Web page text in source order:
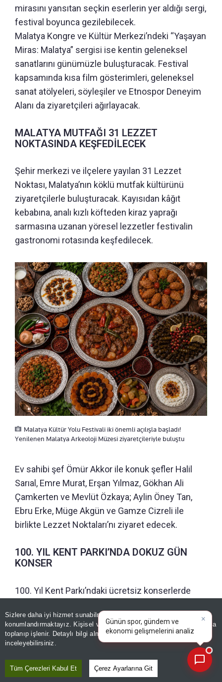
Sizlere daha iyi hizmet sunabilmek adına sitemizde
konumlandırmaktayız. Kişisel verileriniz, KVKK ve GDPR kapsamında
toplanıp işlenir. Detaylı bilgi almak içinAydınlatma Metnimizi
inceleyebilirsiniz.
Tüm Çerezleri Kabul Et Çerez Ayarlarına Git
mirasını yansıtan seçkin eserlerin yer aldığı sergi,
festival boyunca gezilebilecek.
Malatya Kongre ve Kültür Merkezi’ndeki “Yaşayan
Miras: Malatya” sergisi ise kentin geleneksel
sanatlarını günümüzle buluşturacak. Festival
kapsamında kısa film gösterimleri, geleneksel
sanat atölyeleri, söyleşiler ve Etnospor Deneyim
Alanı da ziyaretçileri ağırlayacak.
MALATYA MUTFAĞI 31 LEZZET
NOKTASINDA KEŞFEDİLECEK
Şehir merkezi ve ilçelere yayılan 31 Lezzet
Noktası, Malatya’nın köklü mutfak kültürünü
ziyaretçilerle buluşturacak. Kayısıdan kâğıt
kebabına, analı kızlı köfteden kiraz yaprağı
sarmasına uzanan yöresel lezzetler festivalin
gastronomi rotasında keşfedilecek.
Malatya Kültür Yolu Festivali iki önemli açılışla başladı!
Yenilenen Malatya Arkeoloji Müzesi ziyaretçileriyle buluştu
Ev sahibi şef Ömür Akkor ile konuk şefler Halil
Sarıal, Emre Murat, Erşan Yılmaz, Gökhan Ali
Çamkerten ve Mevlüt Özkaya; Aylin Öney Tan,
Ebru Erke, Müge Akgün ve Gamze Cizreli ile
birlikte Lezzet Noktaları’nı ziyaret edecek.
100. YIL KENT PARKI’NDA DOKUZ GÜN
KONSER
100. Yıl Kent Parkı’ndaki ücretsiz konserlerde
Uluğ, Ceza, Oğuzhan Koç, Sefo ve Ferhat Göçer
sahne alacak. Festival, 16 Ağustos’a kadar
sergilerden tiyatroya, konserlerden geleneksel
sanatlara, çocuk etkinliklerinden gastronomiye
uzanan yüzlerce etkinlikle Malatya’nın dört bir
×
Günün spor, gündem ve
ekonomi gelişmelerini analiz
edin!|